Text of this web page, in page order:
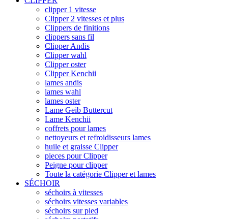
clipper 1 vitesse
Clipper 2 vitesses et plus
Clippers de finitions
clippers sans fil
Clipper Andis
Clipper wahl
Clipper oster
Clipper Kenchii
lames andis
lames wahl
lames oster
Lame Geib Buttercut
Lame Kenchii
coffrets pour lames
nettoyeurs et refroidisseurs lames
huile et graisse Clipper
pieces pour Clipper
Peigne pour clipper
Toute la catégorie Clipper et lames
SÉCHOIR
séchoirs à vitesses
séchoirs vitesses variables
séchoirs sur pied